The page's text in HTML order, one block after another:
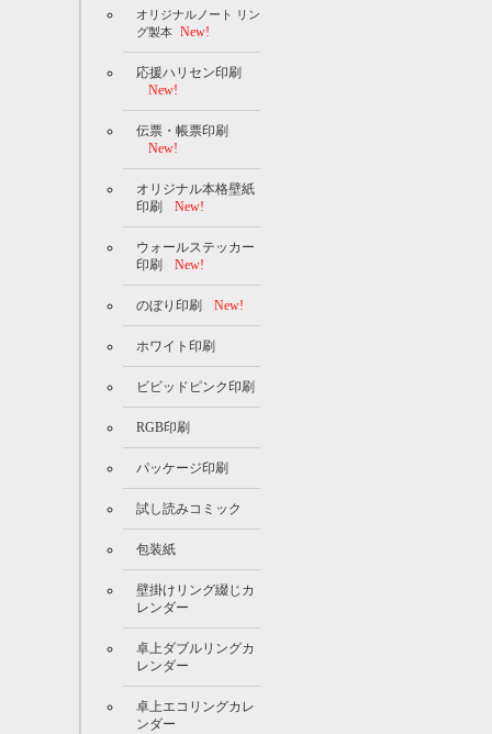
オリジナルノート リン
グ製本 New!
応援ハリセン印刷
New!
伝票・帳票印刷
New!
オリジナル本格壁紙
印刷
New!
ウォールステッカー
印刷
New!
のぼり印刷 New!
ホワイト印刷
ビビッドピンク印刷
RGB印刷
パッケージ印刷
試し読みコミック
包装紙
壁掛けリング綴じカ
レンダー
卓上ダブルリングカ
レンダー
卓上エコリングカレ
ンダー